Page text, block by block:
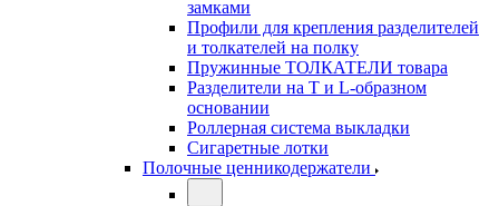
замками
Профили для крепления разделителей
и толкателей на полку
Пружинные ТОЛКАТЕЛИ товара
Разделители на Т и L-образном
основании
Роллерная система выкладки
Сигаретные лотки
Полочные ценникодержатели